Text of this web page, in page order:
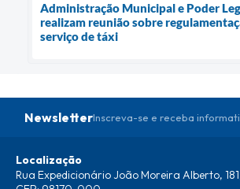
Administração Municipal e Poder
realizam reunião sobre
serviço de táxi
NewsletterInscreva-se e receba
Localização
Rua Expedicionário João Moreira Alberto,